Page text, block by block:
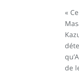
«
de